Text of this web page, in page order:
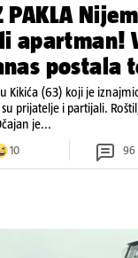
PAKLA
apartman!
postala
Kikića (63) koji je
prijatelje i partijali.
je...
10 96